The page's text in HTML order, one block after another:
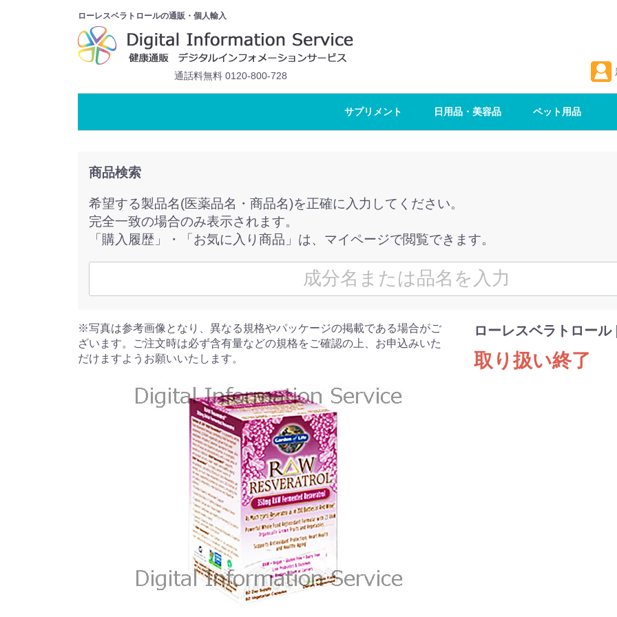
ローレスベラトロールの通販・個人輸入
通話料無料 0120-800-728
サプリメント 日用品・美容品 ペット用品
商品検索
希望する製品名(医薬品名・商品名)を正確に入力してください。
完全一致の場合のみ表示されます。
「購入履歴」・「お気に入り商品」は、マイページで閲覧できます。
※写真は参考画像となり、異なる規格やパッケージの掲載である場合がご
ざいます。ご注文時は必ず含有量などの規格をご確認の上、お申込みいた
だけますようお願いいたします。
ローレスベラトロー
取り扱い終了